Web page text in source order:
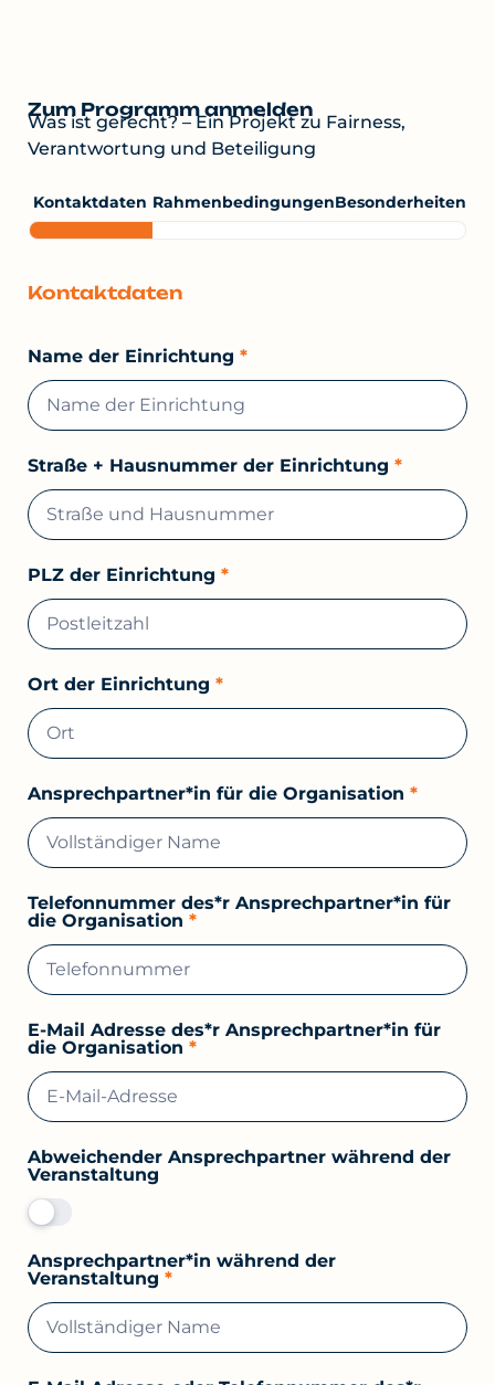
Zum Programm anmelden
Was ist gerecht? – Ein Projekt zu Fairness,
Verantwortung und Beteiligung
Eintagesprogramm
Kontaktdaten RahmenbedingungenBesonderheiten
Kontaktdaten
Name der Einrichtung *
Straße + Hausnummer der Einrichtung *
PLZ der Einrichtung *
Ort der Einrichtung *
Ansprechpartner*in für die Organisation *
Telefonnummer des*r Ansprechpartner*in für
die Organisation *
E-Mail Adresse des*r Ansprechpartner*in für
die Organisation *
Abweichender Ansprechpartner während der
Veranstaltung
Ansprechpartner*in während der
Veranstaltung *